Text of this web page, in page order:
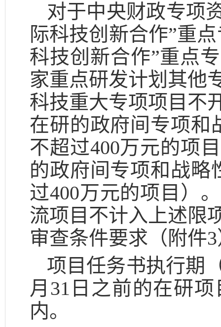
对于中央财政专项
际科技创新合作”重
科技创新合作”重点
家重点研发计划其他
科技重大专项项目不
在研的政府间专项和
不超过400万元的项
的政府间专项和战略
过400万元的项目）
流项目不计入上述限
审查条件要求（附件
项目任务书执行期
月31日之前的在研
内。